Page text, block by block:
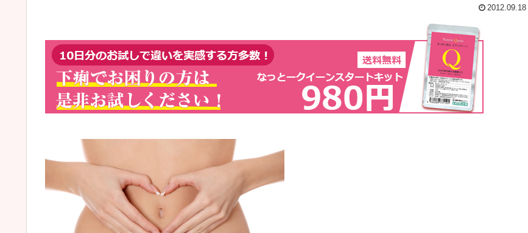
2012.09.18